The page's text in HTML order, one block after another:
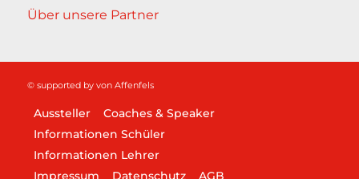
Über unsere Partner
© supported by von Affenfels
Aussteller
Coaches & Speaker
Informationen Schüler
Informationen Lehrer
Impressum
Datenschutz AGB